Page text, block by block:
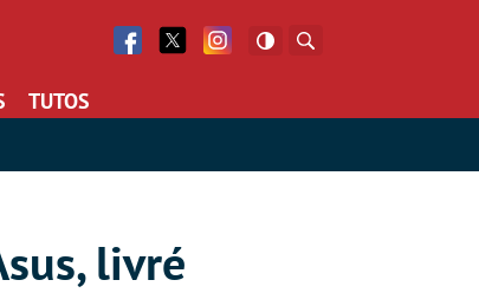
Facebook
Twitter Facebook
TUTOS
livré